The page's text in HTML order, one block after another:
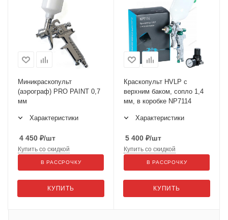
Миникраскопульт
(аэрограф) PRO PAINT 0,7
мм
Характеристики
4 450 ₽/шт
КУПИТЬ
Купить со скидкой
В РАССРОЧКУ
Краскопульт HVLP с
верхним баком, сопло 1,4
мм, в коробке NP7114
Характеристики
5 400 ₽/шт
КУПИТЬ
Купить со скидкой
В РАССРОЧКУ